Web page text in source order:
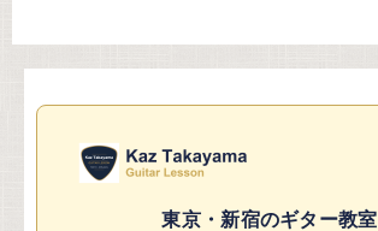
東京・新宿のギター教室